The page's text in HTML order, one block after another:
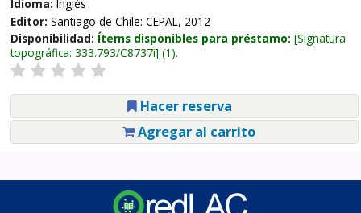
Idioma: Inglés
Editor: Santiago de Chile: CEPAL, 2012
Disponibilidad: Ítems disponibles para préstamo: Signatura
topográfica: 333.793/C8737i (1).
Hacer reserva
Agregar al carrito